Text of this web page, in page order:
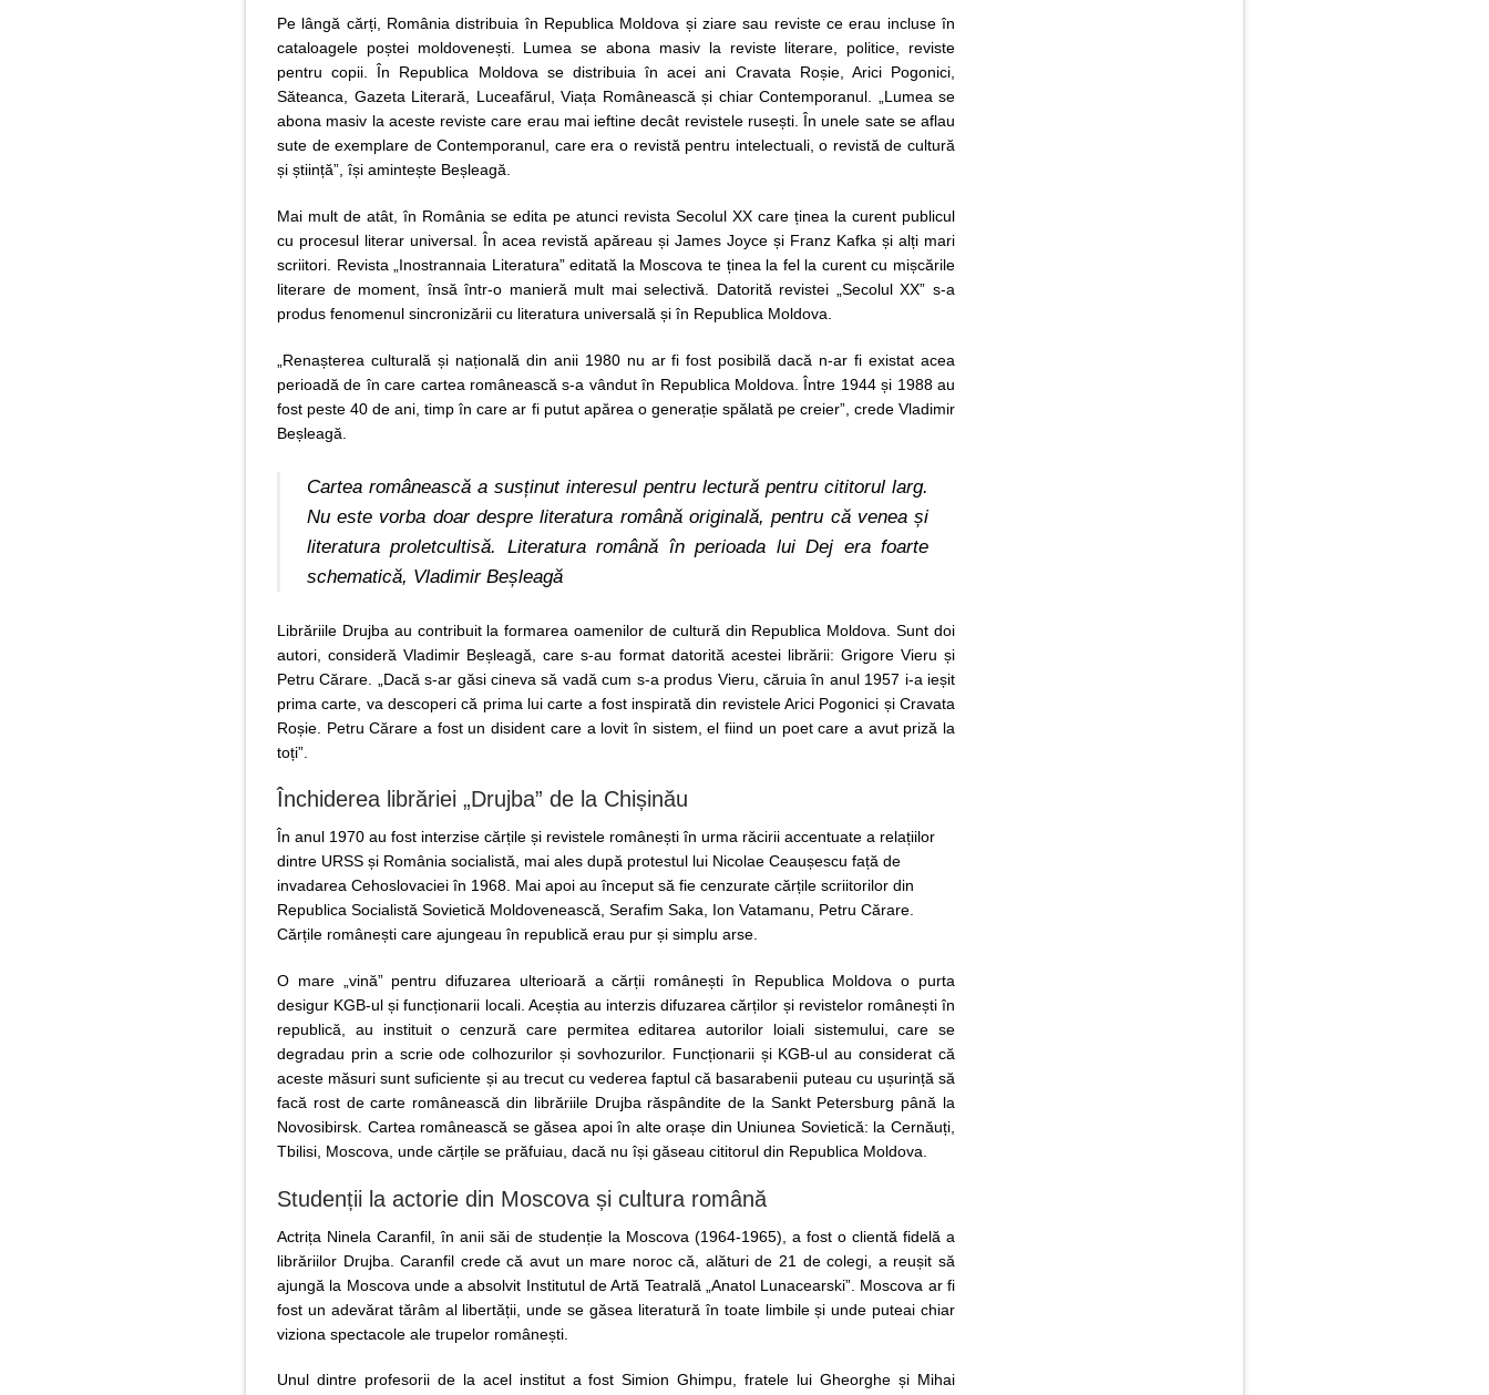
Pe lângă cărți, România distribuia în Republica Moldova și ziare sau reviste ce erau incluse în
cataloagele poștei moldovenești. Lumea se abona masiv la reviste literare, politice, reviste
pentru copii. În Republica Moldova se distribuia în acei ani Cravata Roșie, Arici Pogonici,
Săteanca, Gazeta Literară, Luceafărul, Viața Românească și chiar Contemporanul. „Lumea se
abona masiv la aceste reviste care erau mai ieftine decât revistele rusești. În unele sate se aflau
sute de exemplare de Contemporanul, care era o revistă pentru intelectuali, o revistă de cultură
și știință”, își amintește Beșleagă.
Mai mult de atât, în România se edita pe atunci revista Secolul XX care ținea la curent publicul
cu procesul literar universal. În acea revistă apăreau și James Joyce și Franz Kafka și alți mari
scriitori. Revista „Inostrannaia Literatura” editată la Moscova te ținea la fel la curent cu mișcările
literare de moment, însă într-o manieră mult mai selectivă. Datorită revistei „Secolul XX” s-a
produs fenomenul sincronizării cu literatura universală și în Republica Moldova.
„Renașterea culturală și națională din anii 1980 nu ar fi fost posibilă dacă n-ar fi existat acea
perioadă de în care cartea românească s-a vândut în Republica Moldova. Între 1944 și 1988 au
fost peste 40 de ani, timp în care ar fi putut apărea o generație spălată pe creier”, crede Vladimir
Beșleagă.
Cartea românească a susținut interesul pentru lectură pentru cititorul larg.
Nu este vorba doar despre literatura română originală, pentru că venea și
literatura proletcultisă. Literatura română în perioada lui Dej era foarte
schematică, Vladimir Beșleagă
Librăriile Drujba au contribuit la formarea oamenilor de cultură din Republica Moldova. Sunt doi
autori, consideră Vladimir Beșleagă, care s-au format datorită acestei librării: Grigore Vieru și
Petru Cărare. „Dacă s-ar găsi cineva să vadă cum s-a produs Vieru, căruia în anul 1957 i-a ieșit
prima carte, va descoperi că prima lui carte a fost inspirată din revistele Arici Pogonici și Cravata
Roșie. Petru Cărare a fost un disident care a lovit în sistem, el fiind un poet care a avut priză la
toți”.
Închiderea librăriei „Drujba” de la Chișinău
În anul 1970 au fost interzise cărțile și revistele românești în urma răcirii accentuate a relațiilor
dintre URSS și România socialistă, mai ales după protestul lui Nicolae Ceaușescu față de
invadarea Cehoslovaciei în 1968. Mai apoi au început să fie cenzurate cărțile scriitorilor din
Republica Socialistă Sovietică Moldovenească, Serafim Saka, Ion Vatamanu, Petru Cărare.
Cărțile românești care ajungeau în republică erau pur și simplu arse.
O mare „vină” pentru difuzarea ulterioară a cărții românești în Republica Moldova o purta
desigur KGB-ul și funcționarii locali. Aceștia au interzis difuzarea cărților și revistelor românești în
republică, au instituit o cenzură care permitea editarea autorilor loiali sistemului, care se
degradau prin a scrie ode colhozurilor și sovhozurilor. Funcționarii și KGB-ul au considerat că
aceste măsuri sunt suficiente și au trecut cu vederea faptul că basarabenii puteau cu ușurință să
facă rost de carte românească din librăriile Drujba răspândite de la Sankt Petersburg până la
Novosibirsk. Cartea românească se găsea apoi în alte orașe din Uniunea Sovietică: la Cernăuți,
Tbilisi, Moscova, unde cărțile se prăfuiau, dacă nu își găseau cititorul din Republica Moldova.
Studenții la actorie din Moscova și cultura română
Actrița Ninela Caranfil, în anii săi de studenție la Moscova (1964-1965), a fost o clientă fidelă a
librăriilor Drujba. Caranfil crede că avut un mare noroc că, alături de 21 de colegi, a reușit să
ajungă la Moscova unde a absolvit Institutul de Artă Teatrală „Anatol Lunacearski”. Moscova ar fi
fost un adevărat tărâm al libertății, unde se găsea literatură în toate limbile și unde puteai chiar
viziona spectacole ale trupelor românești.
Unul dintre profesorii de la acel institut a fost Simion Ghimpu, fratele lui Gheorghe și Mihai